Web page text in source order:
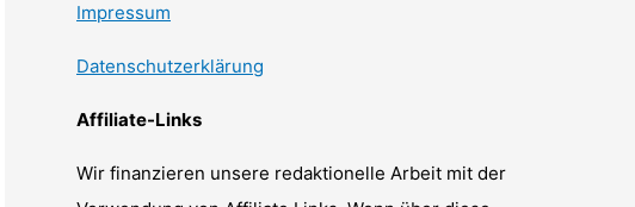
Impressum
Datenschutzerklärung
Affiliate-Links
Wir finanzieren unsere redaktionelle Arbeit mit der